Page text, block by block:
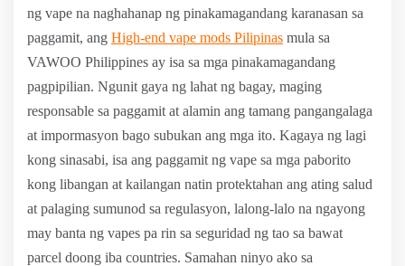
ng vape na naghahanap ng pinakamagandang karanasan sa
paggamit, ang High-end vape mods Pilipinas mula sa
VAWOO Philippines ay isa sa mga pinakamagandang
pagpipilian. Ngunit gaya ng lahat ng bagay, maging
responsable sa paggamit at alamin ang tamang pangangalaga
at impormasyon bago subukan ang mga ito. Kagaya ng lagi
kong sinasabi, isa ang paggamit ng vape sa mga paborito
kong libangan at kailangan natin protektahan ang ating salud
at palaging sumunod sa regulasyon, lalong-lalo na ngayong
may banta ng vapes pa rin sa seguridad ng tao sa bawat
parcel doong iba countries. Samahan ninyo ako sa